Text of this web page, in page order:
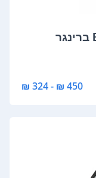
450 ₪ - 324 ₪